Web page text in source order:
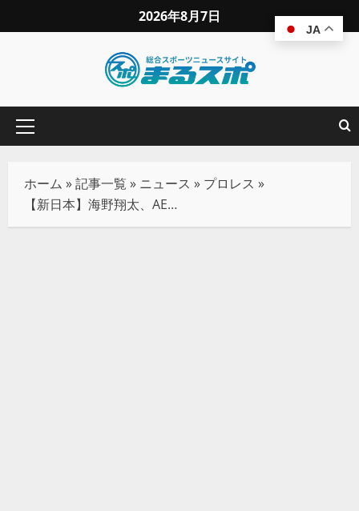
2026年8月7日
ホーム »記事一覧 » ニュース » プロレス »
【新日本】海野翔太、AEWのPACとGLOBAL王座戦へ！「新日本プロレスが一番だってことを証明してやる」
JA